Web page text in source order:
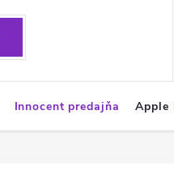
Innocent predajňa Apple